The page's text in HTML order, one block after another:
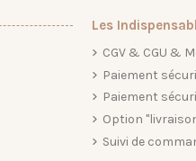
Les
CGV & CGU &
Paiement
Paiement
Option
Suivi de